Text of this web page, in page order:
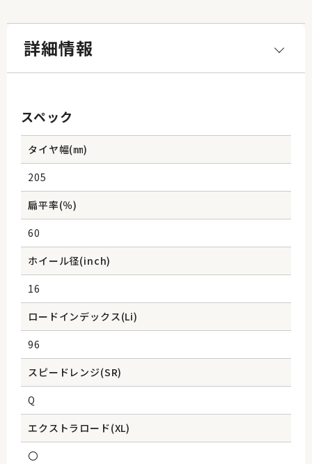
詳細情報
スペック
タイヤ幅(㎜)
205
扁平率(％)
60
ホイール径(inch)
16
ロードインデックス(Li)
96
スピードレンジ(SR)
Q
エクストラロード(XL)
〇